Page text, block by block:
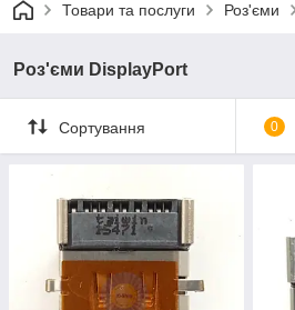
Товари та послуги Роз'єми
Роз'єми DisplayPort
Сортування 0